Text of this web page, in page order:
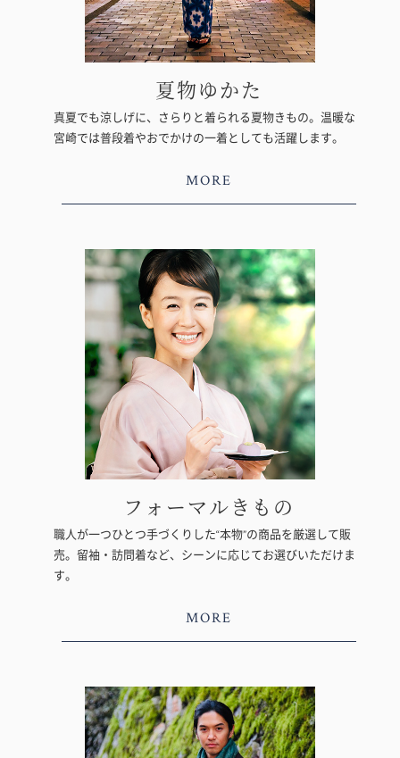
夏物ゆかた
真夏でも涼しげに、さらりと着られる夏物きもの。温暖な
宮崎では普段着やおでかけの一着としても活躍します。
MORE
フォーマルきもの
職人が一つひとつ手づくりした“本物”の商品を厳選して販
売。留袖・訪問着など、シーンに応じてお選びいただけま
す。
MORE